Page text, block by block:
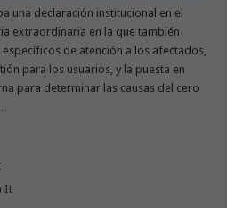
una declaración institucional en el
extraordinaria en la que también
de atención a los afectados,
para los usuarios, y la puesta en
para determinar las causas del cero